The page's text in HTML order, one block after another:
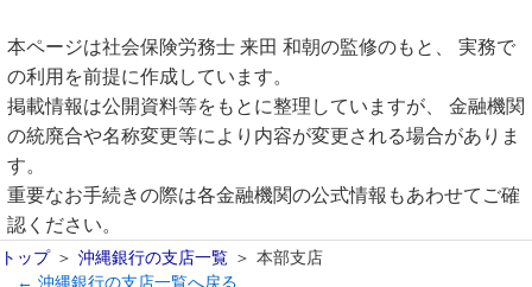
本ページは社会保険労務士 来田 和朝の監修のもと、 実務で
の利用を前提に作成しています。
掲載情報は公開資料等をもとに整理していますが、 金融機関
の統廃合や名称変更等により内容が変更される場合がありま
す。
重要なお手続きの際は各金融機関の公式情報もあわせてご確
認ください。
トップ 沖縄銀行の支店一覧
本部支店
← 沖縄銀行の支店一覧へ戻る